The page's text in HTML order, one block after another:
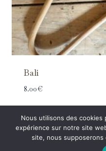
Bali
8.00€
Nous utilisons des cookies
expérience sur notre site
site, nous